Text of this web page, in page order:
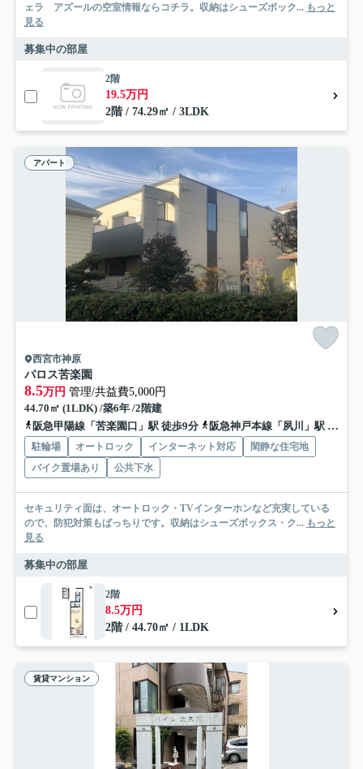
ェラ アズールの空室情報ならコチラ。収納はシューズボック... もっと
見る
募集中の部屋
2階
19.5万円
2階 / 74.29㎡ / 3LDK
アパート
西宮市神原
パロス苦楽園
8.5万円 管理/共益費5,000円
44.70㎡ (1LDK) /築6年 /2階建
阪急甲陽線「苦楽園口」駅 徒歩9分
阪急神戸本線「夙川」駅 徒歩20分
駐輪場 オートロック インターネット対応
閑静な住宅地
バイク置場あり
公共下水
セキュリティ面は、オートロック・TVインターホンなど充実している
ので、防犯対策もばっちりです。収納はシューズボックス・ク... もっと
見る
募集中の部屋
2階
8.5万円
2階 / 44.70㎡ / 1LDK
賃貸マンション